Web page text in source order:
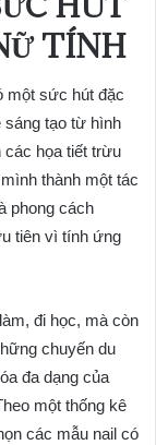
TÍNH
một sức hút đặc
sáng tạo từ hình
các họa tiết trừu
thành một tác
phong cách
tiên vì tính ứng
đi học, mà còn
chuyến du
đa dạng của
một thống kê
các mẫu nail có